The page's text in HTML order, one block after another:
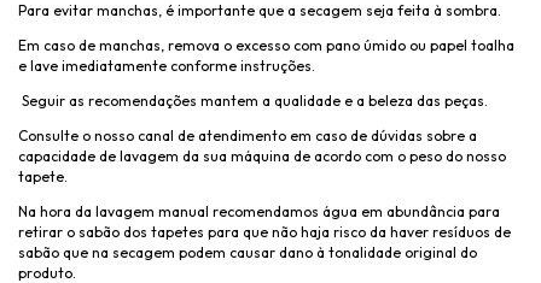
Para evitar manchas, é importante que a secagem seja feita à sombra.
Em caso de manchas, remova o excesso com pano úmido ou papel toalha
e lave imediatamente conforme instruções.
Seguir as recomendações mantem a qualidade e a beleza das peças.
Consulte o nosso canal de atendimento em caso de dúvidas sobre a
capacidade de lavagem da sua máquina de acordo com o peso do nosso
tapete.
Na hora da lavagem manual recomendamos água em abundância para
retirar o sabão dos tapetes para que não haja risco da haver resíduos de
sabão que na secagem podem causar dano à tonalidade original do
produto.